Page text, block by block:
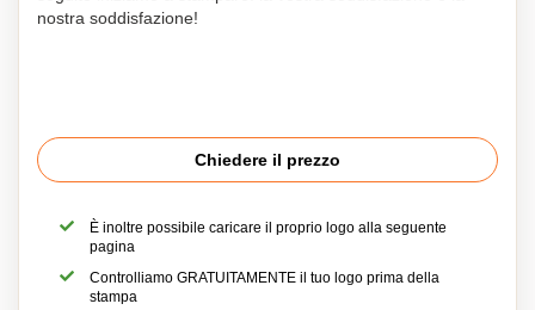
nostra soddisfazione!
Chiedere il prezzo
È inoltre possibile caricare il proprio logo alla seguente
pagina
Controlliamo GRATUITAMENTE il tuo logo prima della
stampa